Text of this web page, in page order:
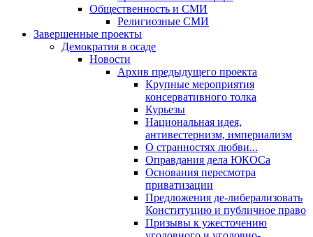
Общественность и СМИ
Религиозные СМИ
Завершенные проекты
Демократия в осаде
Новости
Архив предыдущего проекта
Крупные мероприятия
консервативного толка
Курьезы
Национальная идея,
антивестернизм, империализм
О странностях любви...
Оправдания дела ЮКОСа
Основания пересмотра
приватизации
Предложения де-либерализовать
Конституцию и публичное право
Призывы к ужесточению